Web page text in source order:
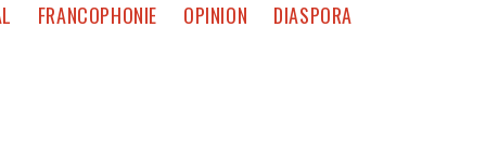
FRANCOPHONIE OPINION DIASPORA